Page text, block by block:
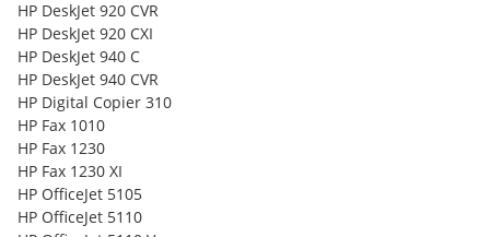
HP DeskJet 920 CVR
HP DeskJet 920 CXI
HP DeskJet 940 C
HP DeskJet 940 CVR
HP Digital Copier 310
HP Fax 1010
HP Fax 1230
HP Fax 1230 XI
HP OfficeJet 5105
HP OfficeJet 5110